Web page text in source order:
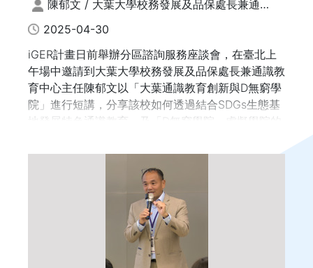
14：15-14：35 主題短講座談
主題二：通識策展/推廣形式
(地點：6樓 A604個案教室)
主持人：曾守正/國立政治大學文學院 院長、中國文
講題：從「親子天下翻轉教育網站」看小學老師的線
上線下各種教師資源需求
引言人：詹魁元/國立臺灣大學機械工程學系 教授
講者：林彥傑/《親子天下》副總經理
核發7小時研習證明。
陳郁文 / 大葉大學校務發展及品保處長兼通識
2025-04-30
iGER計畫日前舉辦分區諮詢服務座談會，在臺北上
午場中邀請到大葉大學校務發展及品保處長兼通識教
育中心主任陳郁文以「大葉通識教育創新與D無窮學
院」進行短講，分享該校如何透過結合SDGs生態基
地發展特色通識教育，及「D無窮學院」虛擬學院的
高教深耕計畫對大葉大學的支持，使學校能夠走出一
條結合SDGs生態基地的特色通識教育路線。